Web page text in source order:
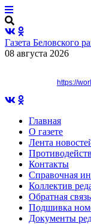
Газета Беловского
08 августа 2026
https://
Главная
О газете
Лента
Контакты
Справочная
Коллектив
Обратная связь
Подшивка
Документы